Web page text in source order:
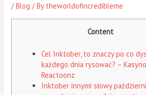
/Blog / By theworldofincredibleme
Content
Cel Inktober, to znaczy po co
każdego dnia rysować? – Kasyno
Reactoonz
Inktober innymi słowy